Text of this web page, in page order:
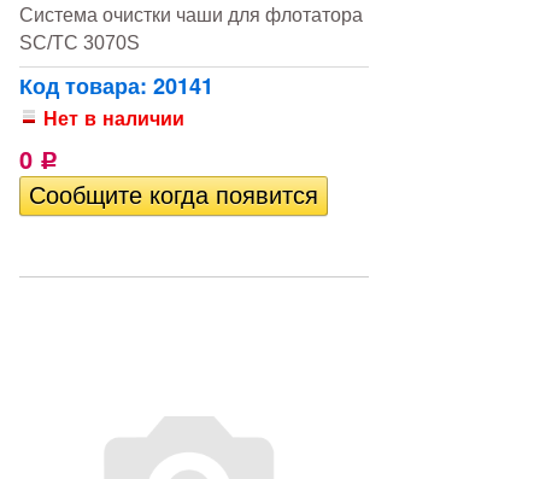
Система очистки чаши для флотатора
SC/TC 3070S
Код товара: 20141
Нет в наличии
0 Р